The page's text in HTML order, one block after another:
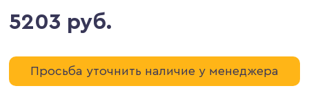
5203 руб.
Просьба уточнить наличие у менеджера